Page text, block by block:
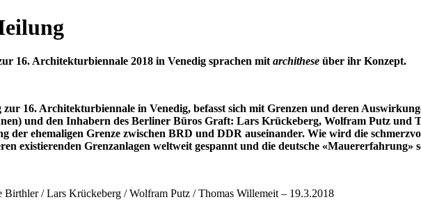
16. Architekturbiennale 2018 in Venedig sprachen mit archithese über ihr Konzept.
zur 16. Architekturbiennale in Venedig, befasst sich mit Grenzen und deren
und den Inhabern des Berliner Büros Graft: Lars Krückeberg, Wolfram Putz und
der ehemaligen Grenze zwischen BRD und DDR auseinander. Wie wird die
existierenden Grenzanlagen weltweit gespannt und die deutsche
/ Lars Krückeberg / Wolfram Putz / Thomas Willemeit – 19.3.2018